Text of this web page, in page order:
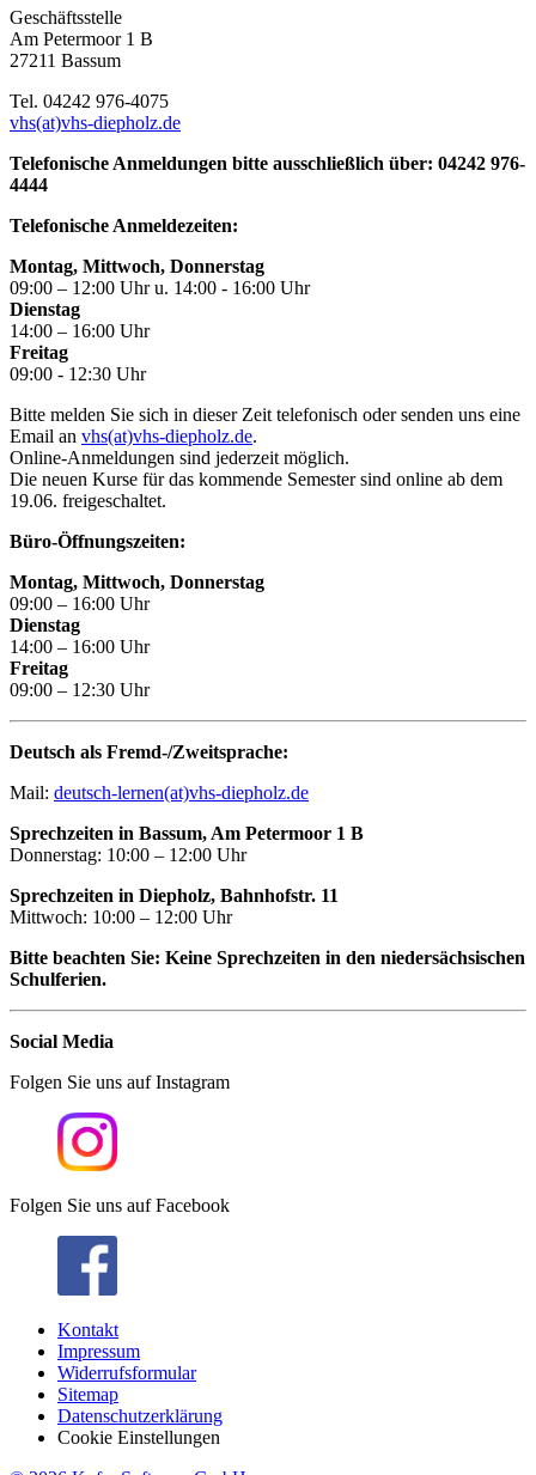
Geschäftsstelle
Am Petermoor 1 B
27211 Bassum
Tel. 04242 976-4075
vhs(at)vhs-diepholz.de
Telefonische Anmeldungen bitte ausschließlich über: 04242 976-
4444
Telefonische Anmeldezeiten:
Montag, Mittwoch, Donnerstag
09:00 – 12:00 Uhr u. 14:00 - 16:00 Uhr
Dienstag
14:00 – 16:00 Uhr
Freitag
09:00 - 12:30 Uhr
Bitte melden Sie sich in dieser Zeit telefonisch oder senden uns eine
Email an vhs(at)vhs-diepholz.de.
Online-Anmeldungen sind jederzeit möglich.
Die neuen Kurse für das kommende Semester sind online ab dem
19.06. freigeschaltet.
Büro-Öffnungszeiten:
Montag, Mittwoch, Donnerstag
09:00 – 16:00 Uhr
Dienstag
14:00 – 16:00 Uhr
Freitag
09:00 – 12:30 Uhr
Deutsch als Fremd-/Zweitsprache:
Mail: deutsch-lernen(at)vhs-diepholz.de
Sprechzeiten in Bassum, Am Petermoor 1 B
Donnerstag: 10:00 – 12:00 Uhr
Sprechzeiten in Diepholz, Bahnhofstr. 11
Mittwoch: 10:00 – 12:00 Uhr
Bitte beachten Sie: Keine Sprechzeiten in den niedersächsischen
Schulferien.
Social Media
Folgen Sie uns auf Instagram
Folgen Sie uns auf Facebook
Kontakt
Impressum
Widerrufsformular
Sitemap
Datenschutzerklärung
Cookie Einstellungen